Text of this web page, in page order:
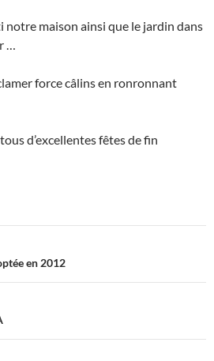
maison ainsi que le jardin dans
…
force câlins en ronronnant
d’excellentes fêtes de fin
en 2012